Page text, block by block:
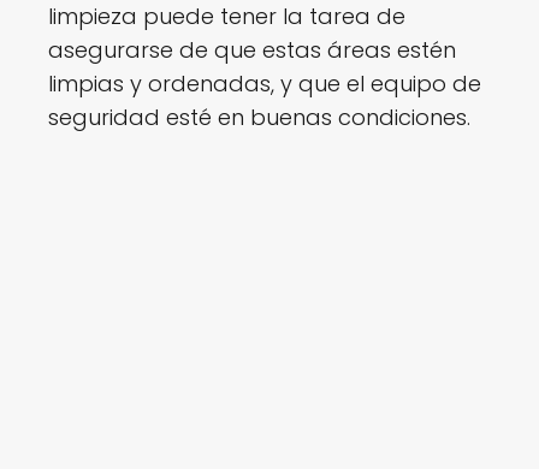
a
r
a
A
limpieza puede tener la tarea de
asegurarse de que estas áreas estén
limpias y ordenadas, y que el equipo de
seguridad esté en buenas condiciones.